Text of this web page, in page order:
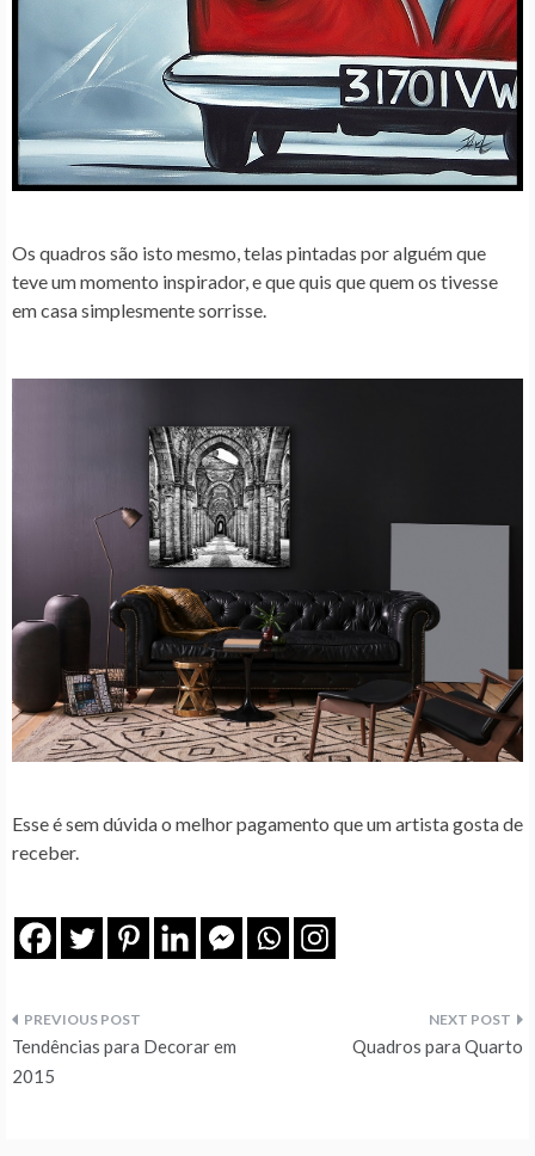
Os quadros são isto mesmo, telas pintadas por alguém que
teve um momento inspirador, e que quis que quem os tivesse
em casa simplesmente sorrisse.
Esse é sem dúvida o melhor pagamento que um artista gosta de
receber.
Navegação
de
Tendências para Decorar em
2015
Quadros para Quarto